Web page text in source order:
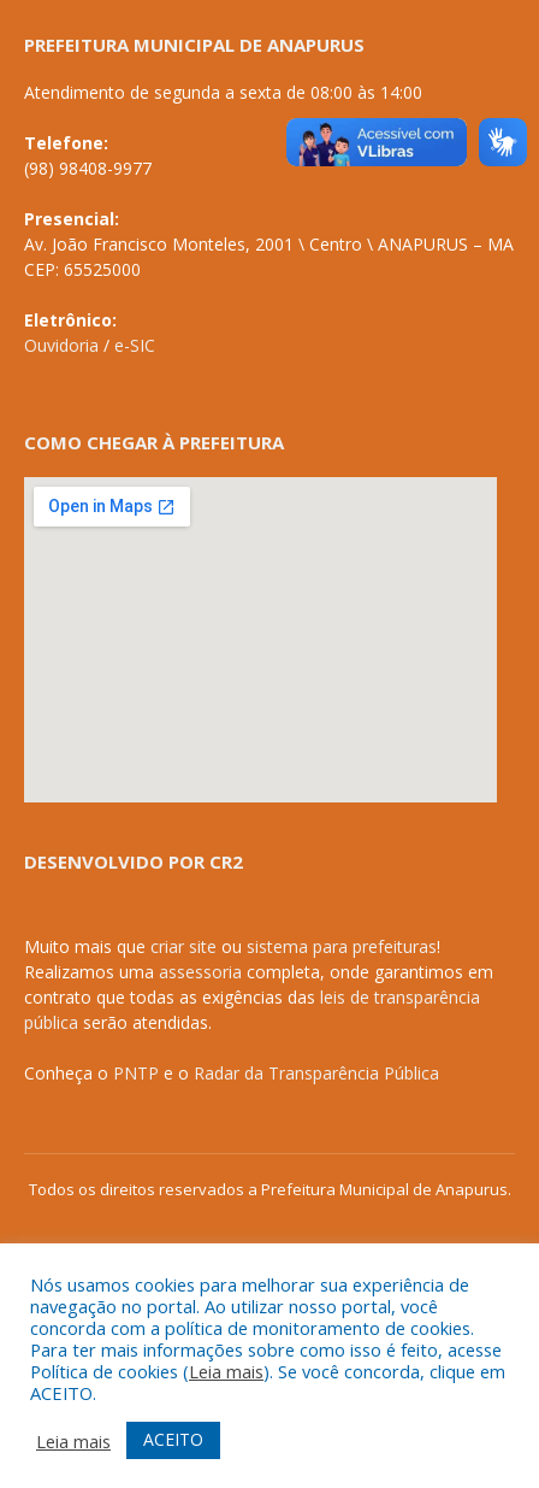
PREFEITURA MUNICIPAL DE ANAPURUS
Atendimento de segunda a sexta de 08:00 às 14:00
Telefone:
(98) 98408-9977
Presencial:
Av. João Francisco Monteles, 2001 \ Centro \ ANAPURUS – MA
CEP: 65525000
Eletrônico:
Ouvidoria / e-SIC
COMO CHEGAR À PREFEITURA
DESENVOLVIDO POR CR2
Muito mais que criar site ou sistema para prefeituras!
Realizamos uma assessoria completa, onde garantimos em
contrato que todas as exigências das leis de transparência
pública serão atendidas.
Conheça o PNTP e o Radar da Transparência Pública
Todos os direitos reservados a Prefeitura Municipal de Anapurus.
Mapa do Site
Acessar Área Administrativa
Acessar o Webmail
Nós usamos cookies para melhorar sua experiência de
navegação no portal. Ao utilizar nosso portal, você
concorda com a política de monitoramento de cookies.
Para ter mais informações sobre como isso é feito, acesse
Política de cookies (Leia mais). Se você concorda, clique em
ACEITO.
Leia mais
ACEITO